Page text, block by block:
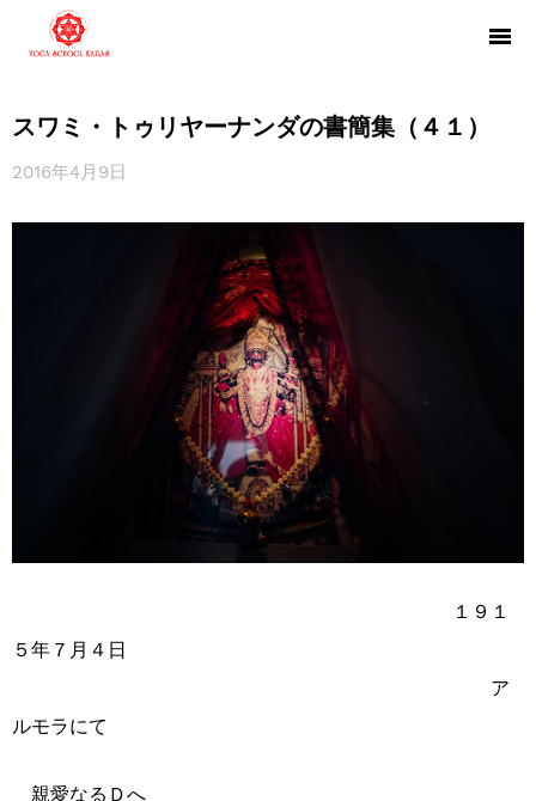
スワミ・トゥリヤーナンダの書簡集（４１）
2016年4月9日
１９１
５年７月４日
ア
ルモラにて
親愛なるＤへ